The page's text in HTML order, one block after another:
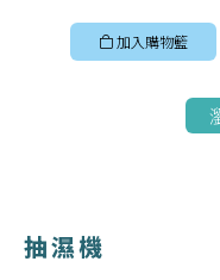
加入購物籃
抽濕機